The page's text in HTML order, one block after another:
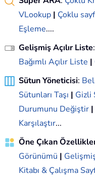
VLookup | Çoklu
Eşleme....
Gelişmiş Açılır Liste:
Bağımlı Açılır Liste |
Sütun Yöneticisi:
Sütunları Taşı | Gizli
Durumunu Değiştir |
Karşılaştır...
Öne Çıkan
Görünümü |
Kitabı & Çalışma